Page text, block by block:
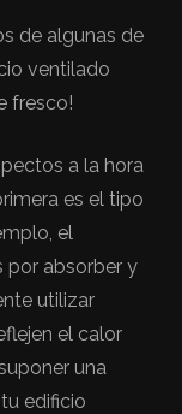
de algunas de
ventilado
fresco!
a la hora
es el tipo
el
por absorber y
utilizar
el calor
una
edificio